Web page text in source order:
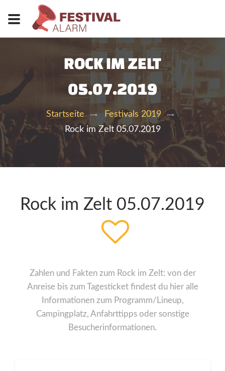
ROCK IM ZELT
05.07.2019
Startseite
Festivals 2019
Rock im Zelt 05.07.2019
Rock im Zelt 05.07.2019
Zahlen und Fakten zum Rock im Zelt: von der
Anreise bis zum Tagesticket findest du hier alle
Informationen zum Programm/Lineup,
Campingplatz, Anfahrttipps oder sonstige
Besucherinformationen.